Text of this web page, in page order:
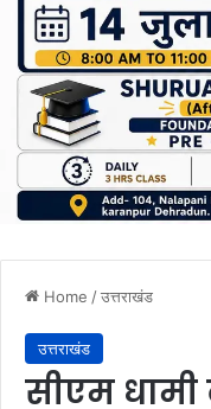
Home /उत्तराखंड
उत्तराखंड
सीएम धामी